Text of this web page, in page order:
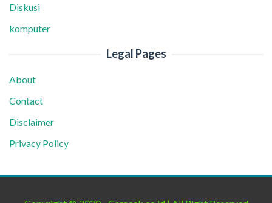
Diskusi
komputer
Legal Pages
About
Contact
Disclaimer
Privacy Policy